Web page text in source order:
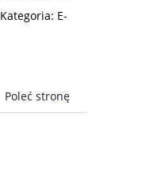
Kategoria: E-
Poleć stronę